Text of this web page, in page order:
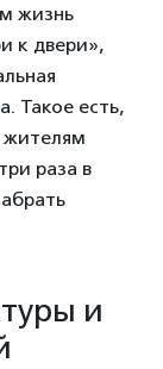
жизнь
к двери»,
Такое есть,
жителям
раза в
и